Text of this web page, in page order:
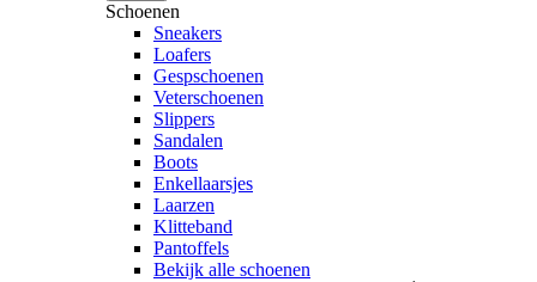
Schoenen
Sneakers
Loafers
Gespschoenen
Veterschoenen
Slippers
Sandalen
Boots
Enkellaarsjes
Laarzen
Klitteband
Pantoffels
Bekijk alle schoenen